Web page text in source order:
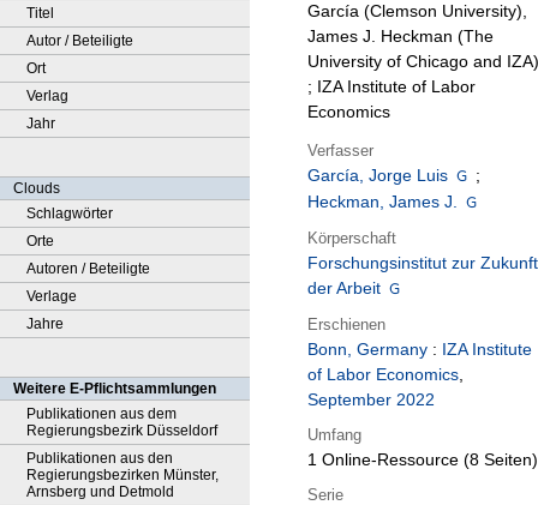
Titel
Autor / Beteiligte
Ort
Verlag
Jahr
Clouds
Schlagwörter
Orte
Autoren / Beteiligte
Verlage
Jahre
Weitere E-Pflichtsammlungen
Publikationen aus dem
Regierungsbezirk Düsseldorf
Publikationen aus den
Regierungsbezirken Münster,
Arnsberg und Detmold
García (Clemson University),
James J. Heckman (The
University of Chicago and IZA)
; IZA Institute of Labor
Economics
Verfasser
García, Jorge Luis
;
Heckman, James J.
Körperschaft
Forschungsinstitut zur Zukunft
der Arbeit
Erschienen
Bonn, Germany : IZA Institute
of Labor Economics,
September 2022
Umfang
1 Online-Ressource (8 Seiten)
Serie